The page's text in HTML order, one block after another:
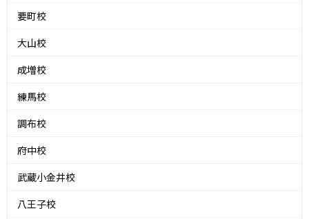
要町校
大山校
成増校
練馬校
調布校
府中校
武蔵小金井校
八王子校